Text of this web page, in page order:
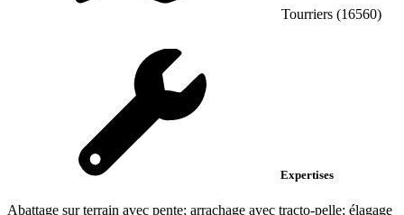
Tourriers (16560)
Expertises
Abattage sur terrain avec pente; arrachage avec tracto-pelle; élagage